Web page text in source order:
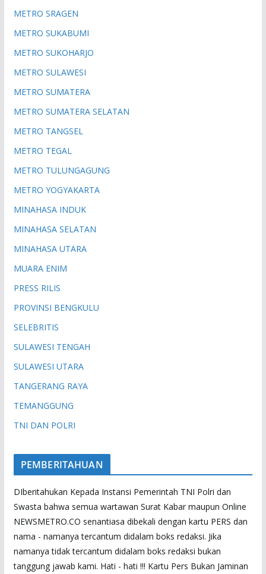
METRO SRAGEN
METRO SUKABUMI
METRO SUKOHARJO
METRO SULAWESI
METRO SUMATERA
METRO SUMATERA SELATAN
METRO TANGSEL
METRO TEGAL
METRO TULUNGAGUNG
METRO YOGYAKARTA
MINAHASA INDUK
MINAHASA SELATAN
MINAHASA UTARA
MUARA ENIM
PRESS RILIS
PROVINSI BENGKULU
SELEBRITIS
SULAWESI TENGAH
SULAWESI UTARA
TANGERANG RAYA
TEMANGGUNG
TNI DAN POLRI
PEMBERITAHUAN
DIberitahukan Kepada Instansi Pemerintah TNI Polri dan
Swasta bahwa semua wartawan Surat Kabar maupun Online
NEWSMETRO.CO senantiasa dibekali dengan kartu PERS dan
nama - namanya tercantum didalam boks redaksi. Jika
namanya tidak tercantum didalam boks redaksi bukan
tanggung jawab kami. Hati - hati !!! Kartu Pers Bukan Jaminan